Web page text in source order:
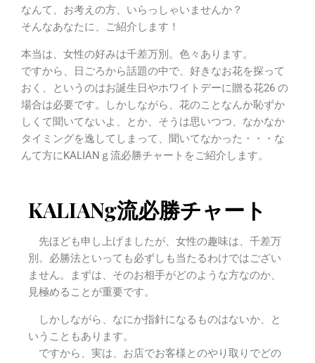
なんて、お考えの方、いらっしゃいませんか？
そんなあなたに、ご紹介します！
本当は、女性の好みは千差万別。色々あります。
ですから、日ごろから話題の中で、好きなお花を探って
おく、というのはお誕生日やホワイトデーに贈る花26 の
場合は必要です。しかしながら、花のことなんか恥ずか
しくて聞いてないよ、とか、そうは思いつつ、なかなか
タイミングを逸してしまって、聞いてなかった・・・な
んて方にKALIANｇ流必勝チャートをご紹介します。
KALIANg流必勝チャート
先ほども申し上げましたが、女性の趣味は、千差万
別。必勝法といっても必ずしも当たるわけではござい
ません。まずは、そのお相手がどのような方なのか、
見極めることが重要です。
しかしながら、なにか指針になるものはないか、と
いうこともあります。
ですから、実は、お店でお客様とのやり取りでどの